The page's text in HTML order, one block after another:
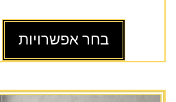
בחר אפשרויות